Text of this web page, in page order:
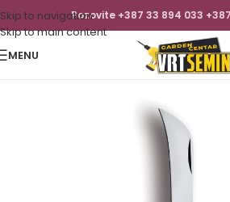
Skip to navigation
Skip to main content
Pozovite +387 33 894 033
MENU